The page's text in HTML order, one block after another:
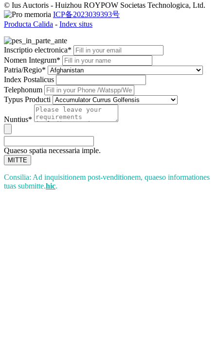
© Ius Auctoris - Huizhou ROYPOW Societas Technologica, Ltd.
ICP备2023039393号
Producta Calida - Index situs
Inscriptio electronica*
Nomen Integrum*
Patria/Regio*
Index Postalicus
Telephonum
Typus Producti
Nuntius*
Quaeso spatia necessaria imple.
MITTE
Consilia: Ad inquisitionem post-venditionem, quaeso informationes
tuas submitte.hic.